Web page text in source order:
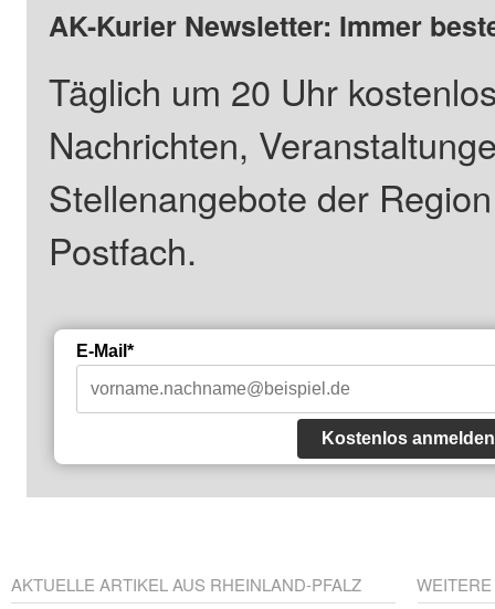
AK-Kurier Newsletter: Immer
Täglich um 20 Uhr
Nachrichten,
Stellenangebote der
Postfach.
E-Mail*
Kostenlos anmelden
AKTUELLE ARTIKEL AUS RHEINLAND-PFALZ